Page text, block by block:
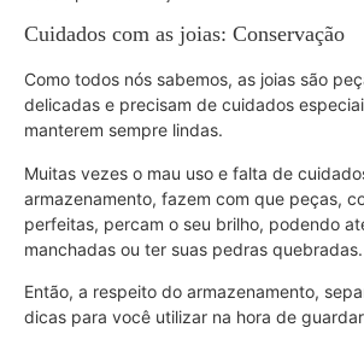
Cuidados com as joias: Conservação
Como todos nós sabemos, as joias são
delicadas e precisam de cuidados
manterem sempre lindas.
Muitas vezes o mau uso e falta de
armazenamento, fazem com que peças,
perfeitas, percam o seu brilho, podendo
manchadas ou ter suas pedras quebradas.
Então, a respeito do armazenamento,
dicas para você utilizar na hora de